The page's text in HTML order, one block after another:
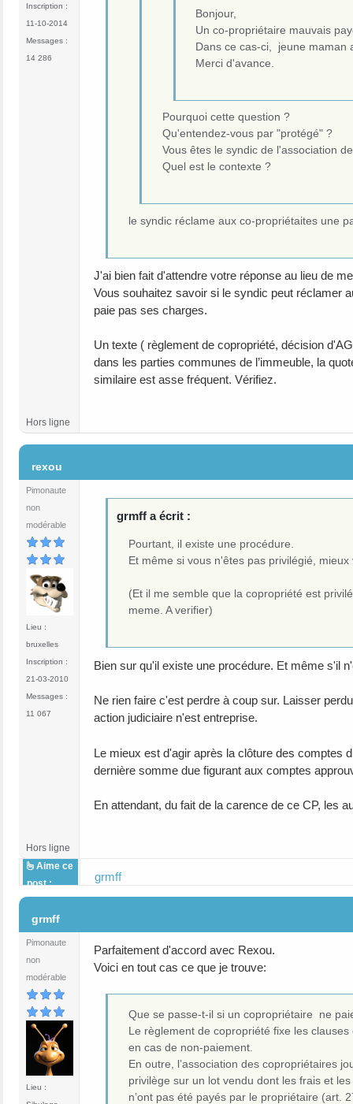
Inscription :
11-10-2014
Messages :
14 286
Bonjour,
Un co-propriétaire mauvais
Dans ce cas-ci, jeune maman
Merci d'avance.
Pourquoi cette question ?
Qu'entendez-vous par "protégé" ?
Vous êtes le syndic de l'association
Quel est le contexte ?
le syndic réclame aux co-propriétaites une
J'ai bien fait d'attendre votre réponse au lieu de
Vous souhaitez savoir si le syndic peut réclamer
paie pas ses charges.
Un texte ( règlement de copropriété, décision
dans les parties communes de l’immeuble, la
similaire est asse fréquent. Vérifiez.
Hors ligne
rexou
Pimonaute
non
modérable
Lieu :
bruxelles
Inscription :
21-03-2010
Messages :
11 067
grmff a écrit :
Pourtant, il existe une procédure.
Et même si vous n'êtes pas privilégié,
(Et il me semble que la copropriété est
meme. A verifier)
Bien sur qu'il existe une procédure. Et même s'il
Ne rien faire c'est perdre à coup sur. Laisser
action judiciaire n'est entreprise.
Le mieux est d'agir après la clôture des comptes
dernière somme due figurant aux comptes
En attendant, du fait de la carence de ce CP, les
Hors ligne
Aime ce
post :
grmff
grmff
Pimonaute
non
modérable
Lieu :
Parfaitement d'accord avec Rexou.
Voici en tout cas ce que je trouve:
Que se passe-t-il si un copropriétaire ne
Le règlement de copropriété fixe les clauses
en cas de non-paiement.
En outre, l’association des copropriétaires
privilège sur un lot vendu dont les frais et
n’ont pas été payés par le propriétaire (art.